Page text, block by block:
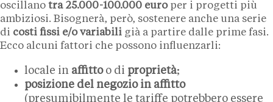
oscillano tra 25.000-100.000 europer i progetti più
ambiziosi. Bisognerà, però, sostenere anche una serie
di costi fissi e/o variabili già a partire dalle prime fasi.
Ecco alcuni fattori che possono influenzarli:
locale in affitto o di proprietà;
posizione del negozio in affitto
(presumibilmente le tariffe potrebbero essere